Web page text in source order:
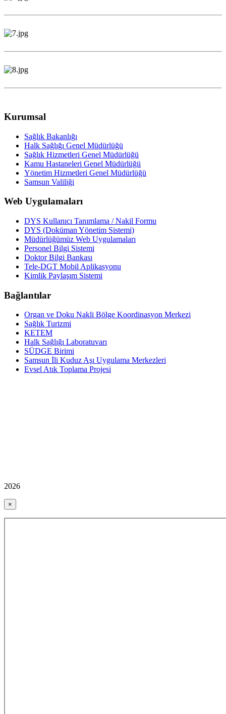
Kurumsal
Sağlık Bakanlığı
Halk Sağlığı Genel Müdürlüğü
Sağlık Hizmetleri Genel Müdürlüğü
Kamu Hastaneleri Genel Müdürlüğü
Yönetim Hizmetleri Genel Müdürlüğü
Samsun Valiliği
Web Uygulamaları
DYS Kullanıcı Tanımlama / Nakil Formu
DYS (Doküman Yönetim Sistemi)
Müdürlüğümüz Web Uygulamaları
Personel Bilgi Sistemi
Doktor Bilgi Bankası
Tele-DGT Mobil Aplikasyonu
Kimlik Paylaşım Sistemi
Bağlantılar
Organ ve Doku Nakli Bölge Koordinasyon Merkezi
Sağlık Turizmi
KETEM
Halk Sağlığı Laboratuvarı
SÜDGE Birimi
Samsun İli Kuduz Aşı Uygulama Merkezleri
Evsel Atık Toplama Projesi
2026
×